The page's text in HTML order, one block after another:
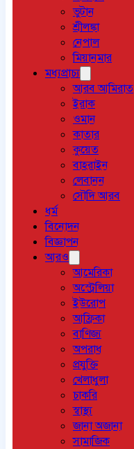
ভুটান
শ্রীলঙ্কা
নেপাল
মিয়ানমার
মধ্যপ্রাচ্য
আরব আমিরাত
ইরাক
ওমান
কাতার
কুয়েত
বাহরাইন
লেবানন
সৌদি আরব
ধর্ম
বিনোদন
বিজ্ঞাপন
আরও
আমেরিকা
অস্ট্রেলিয়া
ইউরোপ
আফ্রিকা
বাণিজ্য
অপরাধ
প্রযুক্তি
খেলাধুলা
চাকরি
স্বাস্থ্য
জানা অজানা
সামাজিক